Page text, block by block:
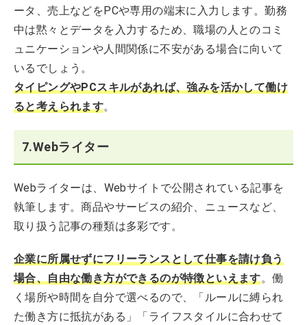
ータ、売上などをPCや専用の端末に入力します。勤務
中は黙々とデータを入力するため、職場の人とのコミ
ュニケーションや人間関係に不安がある場合に向いて
いるでしょう。
タイピングやPCスキルがあれば、強みを活かして働け
ると考えられます。
7.Webライター
Webライターは、Webサイトで公開されている記事を
執筆します。商品やサービスの紹介、ニュースなど、
取り扱う記事の種類は多彩です。
企業に所属せずにフリーランスとして仕事を請け負う
場合、自由な働き方ができるのが特徴といえます。働
く場所や時間を自分で選べるので、「ルールに縛られ
た働き方に抵抗がある」「ライフスタイルに合わせて